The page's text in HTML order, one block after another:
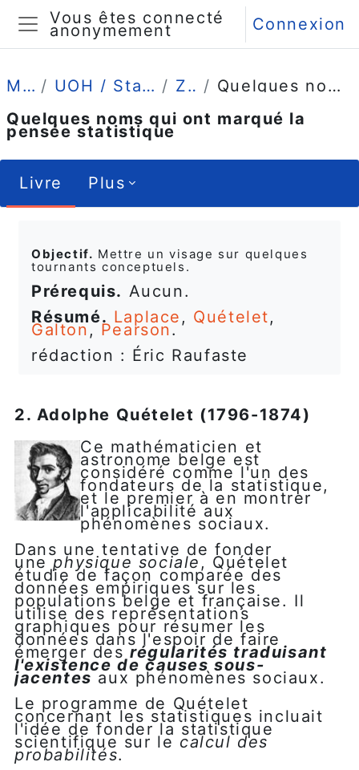
Passer au contenu principal
Panneau latéral
Vous êtes connecté
anonymement Connexion
Mes cours UOH / Statistique et Psychométrie en L1 Zoom sur...
Quelques noms qui ont marqué la pensée statistique
Quelques noms qui ont marqué la
pensée statistique
Livre Plus
Objectif. Mettre un visage sur quelques
tournants conceptuels.
Prérequis. Aucun.
Résumé. Laplace , Quételet,
Galton , Pearson.
rédaction : Éric Raufaste
2. Adolphe Quételet (1796-1874)
Ce mathématicien et
astronome belge est
considéré comme l'un des
fondateurs de la statistique,
et le premier à en montrer
l'applicabilité aux
phénomènes sociaux.
Dans une tentative de fonder
unephysique sociale , Quételet
étudie de façon comparée des
données empiriques sur les
populations belge et française. Il
utilise des représentations
graphiques pour résumer les
données dans l'espoir de faire
émerger desrégularités traduisant
l'existence de causes sous-
jacentesaux phénomènes sociaux.
Le programme de Quételet
concernant les statistiques incluait
l'idée de fonder la statistique
scientifique sur le calcul des
probabilités.